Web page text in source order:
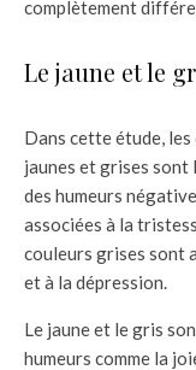
complètement
Le jaune et le
Dans cette étude,
jaunes et grises sont
des humeurs
associées à la
couleurs grises sont
et à la dépression.
Le jaune et le gris
humeurs comme la